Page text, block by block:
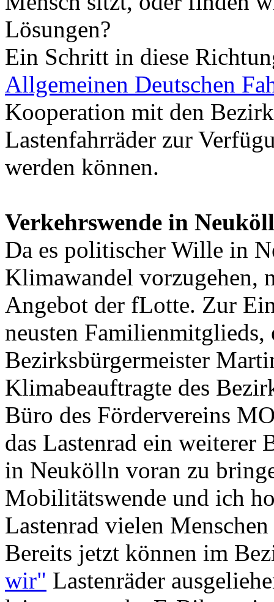
Lösungen?
Ein Schritt in diese
Allgemeinen Deutschen
Kooperation mit den
Lastenfahrräder zur
werden können.
Verkehrswende in
Da es politischer Wille in
Klimawandel vorzugehen,
Angebot der fLotte. Zur
neusten Familienmitglieds,
Bezirksbürgermeister
Klimabeauftragte des
Büro des Fördervereins
das Lastenrad ein weiterer
in Neukölln voran zu
Mobilitätswende und ich
Lastenrad vielen
Bereits jetzt können im
wir" Lastenräder